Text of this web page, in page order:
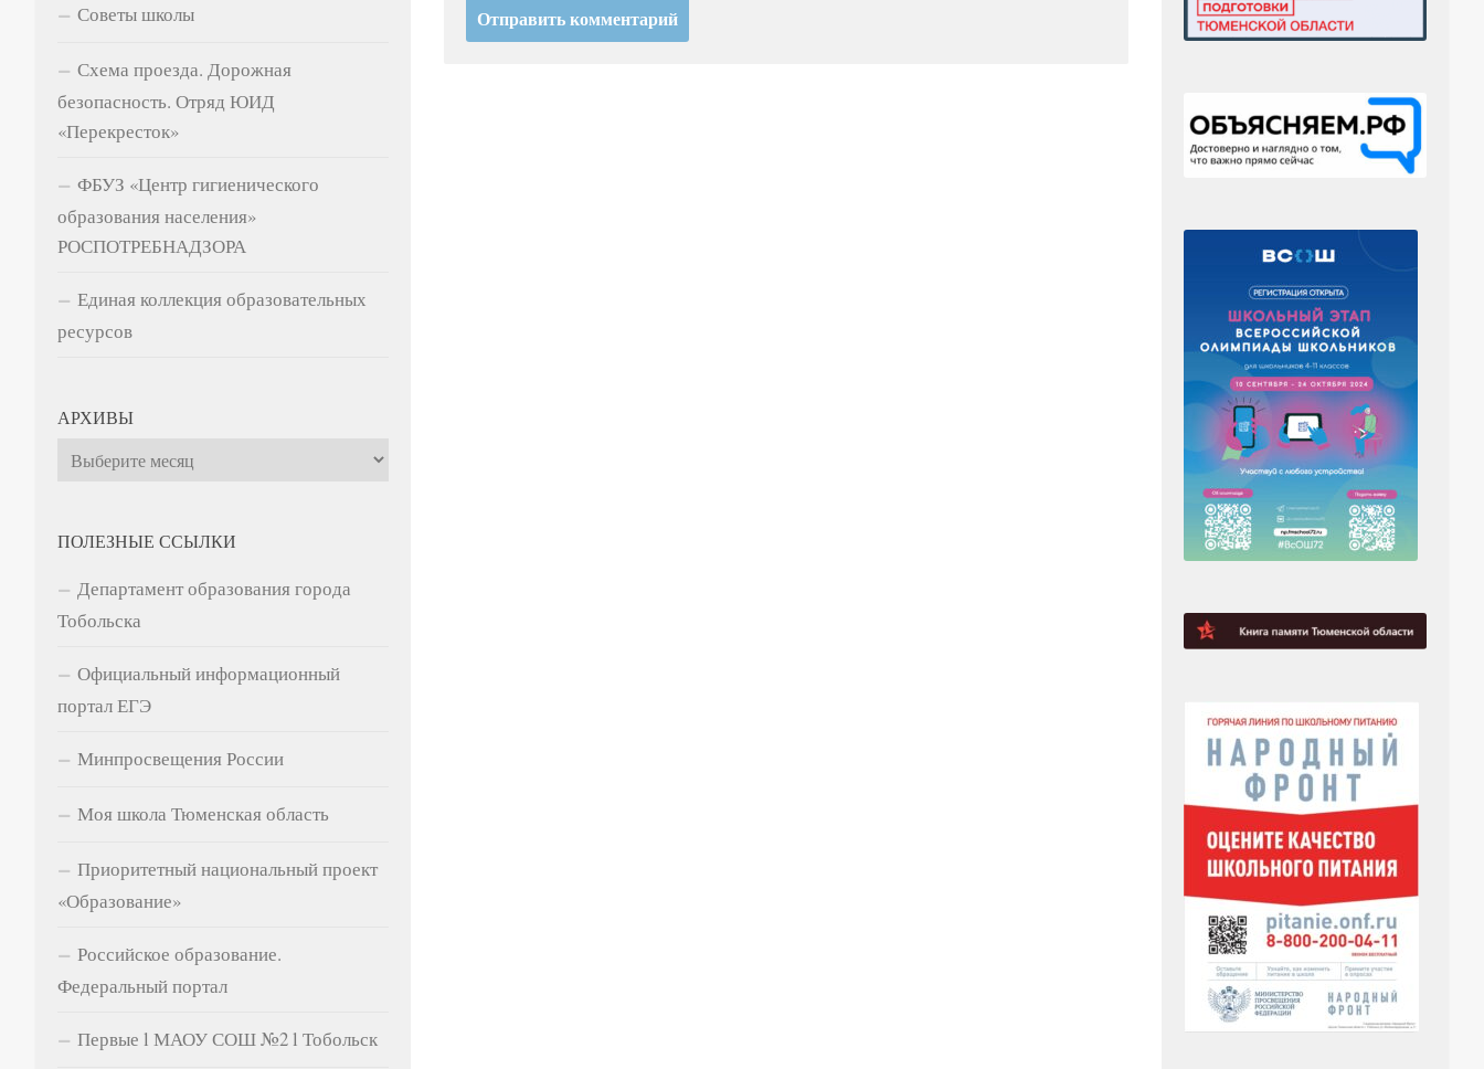
Советы школы
Схема проезда. Дорожная
безопасность. Отряд ЮИД
«Перекресток»
ФБУЗ «Центр гигиенического
образования населения»
РОСПОТРЕБНАДЗОРА
Единая коллекция образовательных
ресурсов
АРХИВЫ
Архивы
ПОЛЕЗНЫЕ ССЫЛКИ
Департамент образования города
Тобольска
Официальный информационный
портал ЕГЭ
Минпросвещения России
Моя школа Тюменская область
Приоритетный национальный проект
«Образование»
Российское образование.
Федеральный портал
Первые l МАОУ СОШ №2 l Тобольск